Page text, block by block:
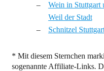
Wein in Stuttgart
Weil der Stadt
Schnitzel
* Mit diesem Sternchen
sogenannte Affiliate-Links.